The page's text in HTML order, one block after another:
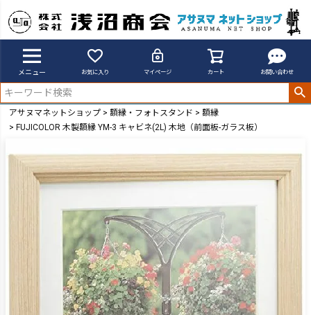
メニュー お気に入り マイページ カート お問い合わせ
アサヌマネットショップ 額縁・フォトスタンド
額縁
FUJICOLOR 木製額縁 YM-3 キャビネ(2L) 木地（前面板-ガラス板）